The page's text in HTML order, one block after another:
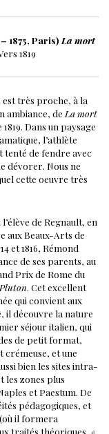
1875, Paris) La mort
1819
très proche, à la
ambiance, de La mort
Dans un paysage
l’athlète
tenté de fendre avec
dévorer. Nous ne
cette oeuvre très
de Regnault, en
aux Beaux-Arts de
et 1816, Rémond
de ses parents, au
Prix de Rome du
. Cet excellent
qui convient aux
il découvre la nature
séjour italien, qui
de petit format,
crémeuse, et une
bien les sites intra-
les zones plus
et Paestum. De
pédagogiques, et
il formera
traités théoriques, «